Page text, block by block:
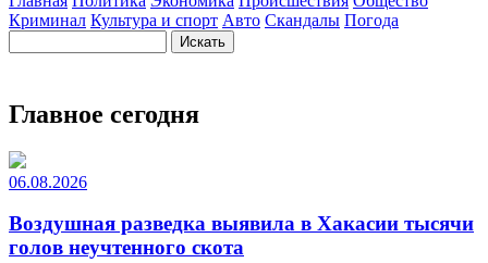
Криминал Культура и спорт Авто Скандалы Погода
Главное сегодня
06.08.2026
Воздушная разведка выявила в Хакасии тысячи
голов неучтенного скота